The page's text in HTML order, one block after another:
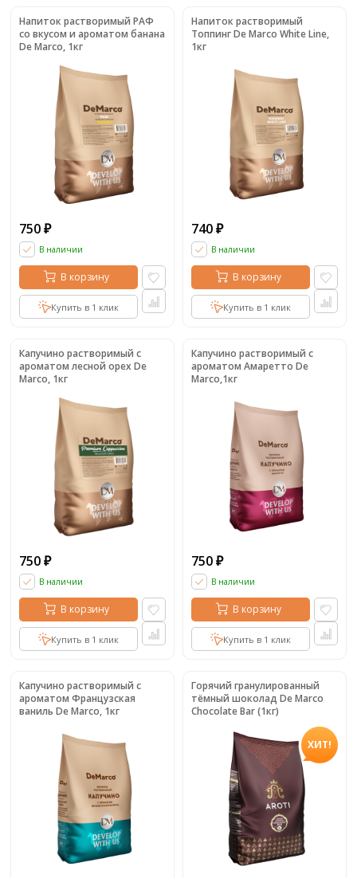
Напиток растворимый РАФ
со вкусом и ароматом банана
De Marco, 1кг
750 ₽
В наличии
В корзину
Купить в 1 клик
Напиток растворимый
Топпинг De Marco White Line,
1кг
740 ₽
В наличии
В корзину
Купить в 1 клик
Капучино растворимый с
ароматом лесной орех De
Marco, 1кг
750 ₽
В наличии
В корзину
Купить в 1 клик
Капучино растворимый с
ароматом Амаретто De
Marco,1кг
750 ₽
В наличии
В корзину
Купить в 1 клик
Капучино растворимый с
ароматом Французская
ваниль De Marco, 1кг
Горячий гранулированный
тёмный шоколад De Marco
Chocolate Bar (1кг)
ХИТ!